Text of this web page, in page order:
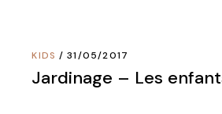
KIDS 31/05/2017
Jardinage – Les